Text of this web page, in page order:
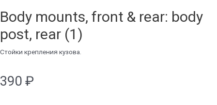
Body mounts, front & rear: body
post, rear (1)
Стойки крепления кузова.
390 ₽